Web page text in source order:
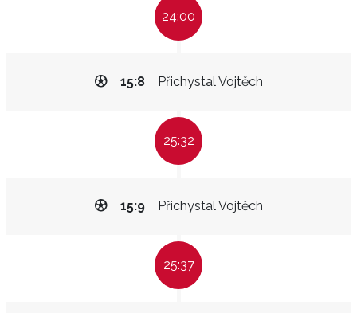
24:00
Přichystal Vojtěch
15:8
25:32
Přichystal Vojtěch
15:9
25:37